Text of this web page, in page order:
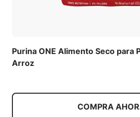
Purina ONE Alimento Seco para
Arroz
COMPRA